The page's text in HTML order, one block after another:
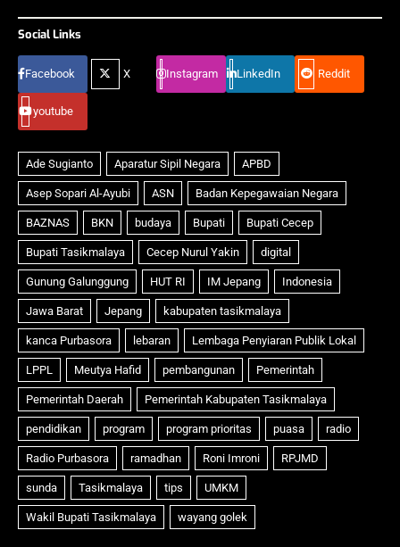
Social Links
Facebook X Instagram LinkedIn Reddit
youtube